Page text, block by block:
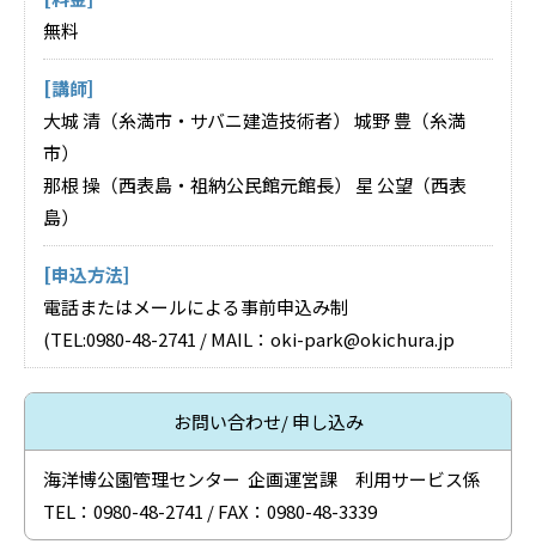
無料
[講師]
大城 清（糸満市・サバニ建造技術者） 城野 豊（糸満
市）
那根 操（西表島・祖納公民館元館長） 星 公望（西表
島）
[申込方法]
電話またはメールによる事前申込み制
(TEL:0980-48-2741 / MAIL：oki-park@okichura.jp
お問い合わせ/ 申し込み
海洋博公園管理センター 企画運営課 利用サービス係
TEL：0980-48-2741 / FAX：0980-48-3339